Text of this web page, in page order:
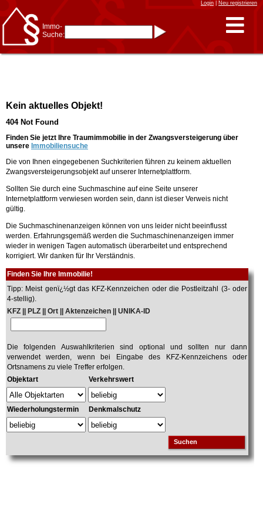
Login| Neu registrieren
Immo-
Suche:
* Suche verfeinern durch
Kombinieren
Frankfurt/Oder
am Main
Immobiliensuche
nach Kreis
nach Amtsgericht
Kein aktuelles Objekt!
404 Not Found
Finden Sie jetzt Ihre Traumimmobilie in der Zwangsversteigerung über
unsere Immobiliensuche
Die von Ihnen eingegebenen Suchkriterien führen zu keinem aktuellen
Zwangsversteigerungsobjekt auf unserer Internetplattform.
Sollten Sie durch eine Suchmaschine auf eine Seite unserer
Internetplattform verwiesen worden sein, dann ist dieser Verweis nicht
gültig.
Die Suchmaschinenanzeigen können von uns leider nicht beeinflusst
werden. Erfahrungsgemäß werden die Suchmaschinenanzeigen immer
wieder in wenigen Tagen automatisch überarbeitet und entsprechend
korrigiert. Wir danken für Ihr Verständnis.
Finden Sie Ihre Immobilie!
Tipp: Meist genï¿½gt das KFZ-Kennzeichen oder die Postleitzahl (3- oder
4-stellig).
KFZ || PLZ || Ort || Aktenzeichen || UNIKA-ID
Die folgenden Auswahlkriterien sind optional und sollten nur dann
verwendet werden, wenn bei Eingabe des KFZ-Kennzeichens oder
Ortsnamens zu viele Treffer erfolgen.
Objektart
Verkehrswert
Wiederholungstermin Denkmalschutz
Suchen